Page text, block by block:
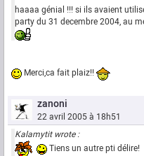
haaaa génial !!! si ils avaient
party du 31 decembre 2004, au
Merci,ca fait plaiz!!
zanoni
22 avril 2005 à 18h51
Kalamytit wrote :
Tiens un autre pti délire!